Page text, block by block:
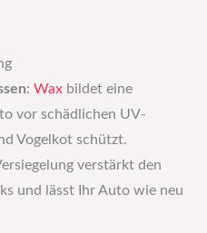
: Wax bildet eine
vor schädlichen UV-
Vogelkot schützt.
verstärkt den
und lässt Ihr Auto wie neu